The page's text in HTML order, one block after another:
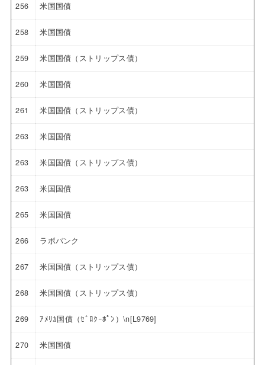
256 米国国債
258 米国国債
259 米国国債（ストリップス債）
260 米国国債
261 米国国債（ストリップス債）
263 米国国債
263 米国国債（ストリップス債）
263 米国国債
265 米国国債
266 ラボバンク
267 米国国債（ストリップス債）
268 米国国債（ストリップス債）
269 ｱﾒﾘｶ国債（ｾﾞﾛｸｰﾎﾟﾝ）\n[L9769]
270 米国国債